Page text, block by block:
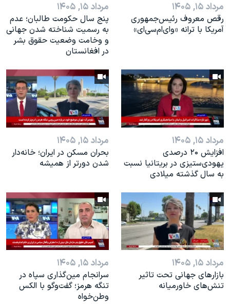
مرداد ۱۵, ۱۴۰۵
رقص معروف رئیس‌جمهوری
آمریکا با ترانه «وای‌ام‌سی‌ای»
مرداد ۱۵, ۱۴۰۵
پنج سال حکومت طالبان؛ عدم
به رسمیت شناخته شدن جهانی
و وخامت وضعیت حقوق بشر
در افغانستان
مرداد ۱۵, ۱۴۰۵
افزایش ۲۰ درصدی
یهودی‌ستیزی در بریتانیا نسبت
به سال گذشته میلادی
مرداد ۱۵, ۱۴۰۵
بحران مسکن در ایران؛ خانه‌دار
شدن دورتر از همیشه
مرداد ۱۵, ۱۴۰۵
بازارهای جهانی تحت تاثیر
تنش‌های خاورمیانه
مرداد ۱۵, ۱۴۰۵
سرانجام مین‌گذاری‌ سپاه در
تنگه هرمز؛ گفت‌وگو با الکس
وطن‌خواه